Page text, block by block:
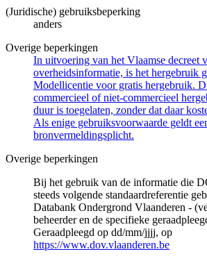
(Juridische) gebruiksbeperking
anders
Overige beperkingen
In uitvoering van het Vlaamse decreet
overheidsinformatie, is het hergebruik
Modellicentie voor gratis hergebruik.
commercieel of niet-commercieel
duur is toegelaten, zonder dat daar
Als enige gebruiksvoorwaarde geldt
bronvermeldingsplicht.
Overige beperkingen
Bij het gebruik van de informatie die
steeds volgende standaardreferentie
Databank Ondergrond Vlaanderen -
beheerder en de specifieke
Geraadpleegd op dd/mm/jjjj, op
https://www.dov.vlaanderen.be